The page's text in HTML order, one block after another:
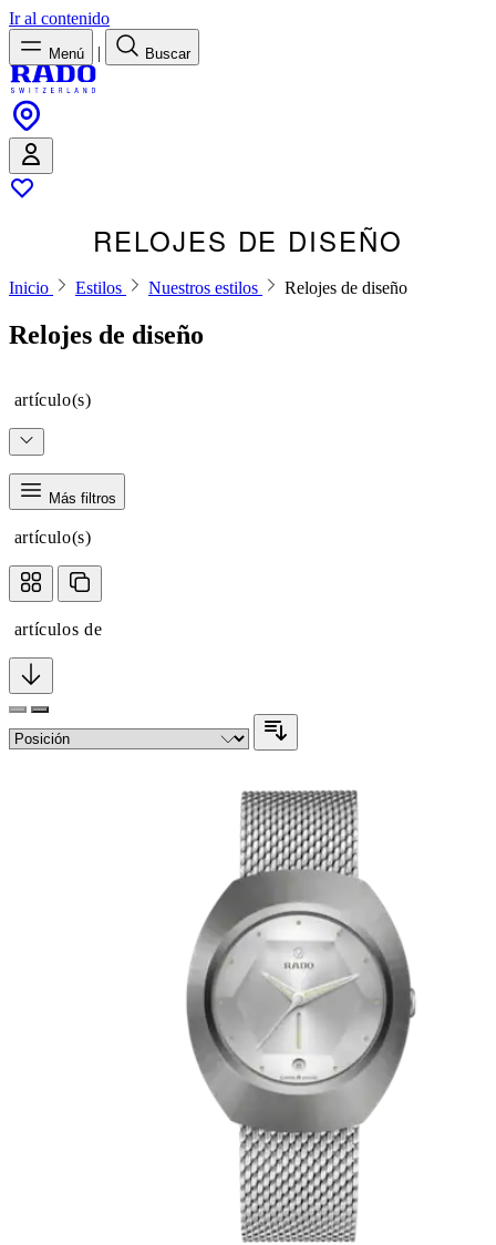
Ir al contenido
Menú | Buscar
RELOJES DE DISEÑO
Inicio Estilos Nuestros estilos Relojes de diseño
Relojes de diseño
artículo(s)
Más filtros
artículo(s)
artículos de